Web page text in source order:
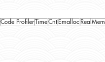
Code Profiler TimeCnt Emalloc RealMem